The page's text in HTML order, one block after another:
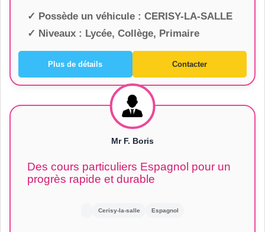
✓ Possède un véhicule : CERISY-LA-SALLE
✓ Niveaux : Lycée, Collège, Primaire
Plus de détails Contacter
Mr F. Boris
Des cours particuliers Espagnol pour un
progrès rapide et durable
Cerisy-la-salle Espagnol